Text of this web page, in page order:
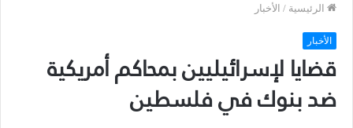
الرئيسية / الأخبار
الأخبار
قضايا لإسرائيليين بمحاكم أمريكية
ضد بنوك في فلسطين